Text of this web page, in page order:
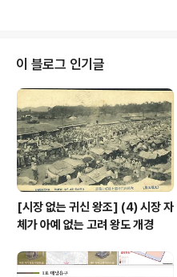
경승은 송도고보를 졸업 후 일본유학을 했
하지 않고 1년간, 川端画学校를 다닌 것
이 학교는 1909년에 설립된 사립이다.
玉章[단천옥장, 가와바타 교쿠쇼,
해서 가와바타 그림학교(화학교)다. 사립
했던 모양으로 꽤 많은 일본화가..
이 블로그 인기글
[시장 없는 귀신 왕조] (4) 시장 자
체가 아예 없는 고려 왕도 개경